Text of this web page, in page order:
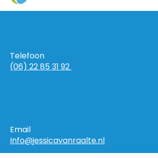
Het perfecte
droomlichaam in een
Telefoon
(06) 22 85 31 92
Email
Info@jessicavanraalte.nl